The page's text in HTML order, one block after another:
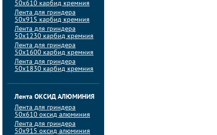
50х610 карбид кремния
Лента для гриндера
50х915 карбид кремния
Лента для гриндера
50х1230 карбид кремния
Лента для гриндера
50х1600 карбид кремния
Лента для гриндера
50х1830 карбид кремния
Лента ОКСИД АЛЮМИНИЯ
Лента для гриндера
50х610 оксид алюминия
Лента для гриндера
50х915 оксид алюминия